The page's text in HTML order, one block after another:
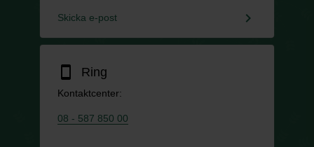
Skicka e-post keyboard_arrow_right
smartphone Ring
Kontaktcenter:
08 - 587 850 00